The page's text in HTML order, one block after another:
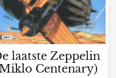
laatste Zeppelin
Centenary)